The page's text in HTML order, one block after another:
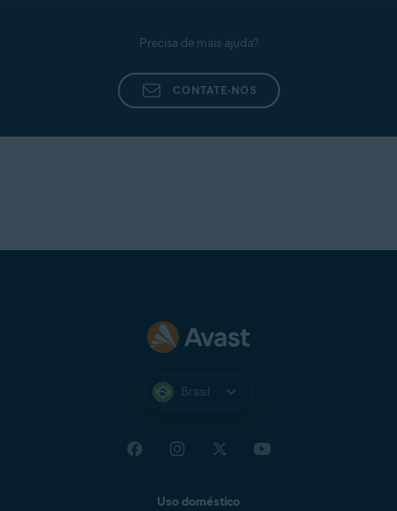
Precisa de mais ajuda?
CONTATE-NOS
Brasil
Uso doméstico